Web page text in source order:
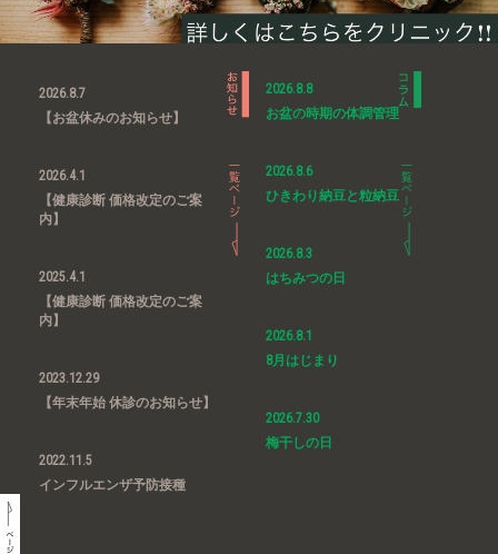
2026.8.7
【お盆休みのお知らせ】
2026.4.1
【健康診断 価格改定のご案
内】
2025.4.1
【健康診断 価格改定のご案
内】
2023.12.29
【年末年始 休診のお知らせ】
2022.11.5
インフルエンザ予防接種
2026.8.8
お盆の時期の体調管理
2026.8.6
ひきわり納豆と粒納豆
2026.8.3
はちみつの日
2026.8.1
8月はじまり
2026.7.30
梅干しの日